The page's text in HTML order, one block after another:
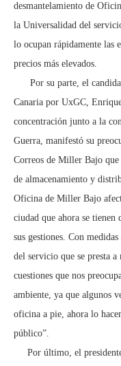
desmantelamiento de
la Universalidad del
lo ocupan rápidamente las
precios más elevados.
Por su parte, el
Canaria por UxGC,
concentración junto a la
Guerra, manifestó su
Correos de Miller Bajo
de almacenamiento y
Oficina de Miller Bajo
ciudad que ahora se tienen
sus gestiones. Con
del servicio que se presta a
cuestiones que nos
ambiente, ya que algunos
oficina a pie, ahora lo
público”.
Por último, el presidente